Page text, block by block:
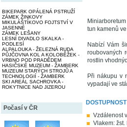
BIKEPARK OPÁLENÁ PSTRUŽÍ
ZÁMEK ŽINKOVY
MIKULÁŠTÍKOVO FOJTSTVÍ V
JASENNÉ
ZÁMEK LEŠANY
LESNÍ DIVADLO SKALKA -
PODLESÍ
ALPALOUKA - ŽELEZNÁ RUDA
PŮJČOVNA KOL A KOLOBĚŽEK -
VRBNO POD PRADĚDEM
HASIČSKÉ MUZEUM - ŽAMBERK
MUZEUM STARÝCH STROJŮ A
TECHNOLOGIÍ - ŽAMBERK
SKI AREÁL SACHROVKA -
ROKYTNICE NAD JIZEROU
Počasí v ČR
tun kamenů
Nabízí Vám
roubovaných
rostlin
Při nákupu v
vypadají ve
DOSTUPNOST
Vzdálenost
Vlakem: žst.